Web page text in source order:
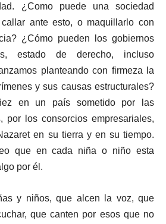
¿Como puede una sociedad
callar ante esto, o maquillarlo con
¿Cómo pueden los gobiernos
estado de derecho, incluso
planteando con firmeza la
y sus causas estructurales?
en un país sometido por las
por los consorcios empresariales,
en su tierra y en su tiempo.
que en cada niña o niño esta
por él.
y niños, que alcen la voz, que
que canten por esos que no